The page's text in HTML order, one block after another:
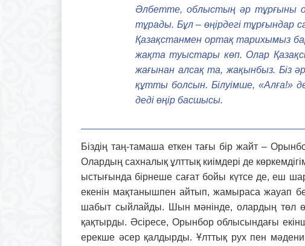
Әлбетте, облыстың әр тұрғыны
тұрады. Бұл – өңір­дегі тұрғындар
Қазақстанмен ортақ тарихымыз
жақта туыстары көп. Олар
жағынан алсақ та, жақынбыз. Біз
құтты болсын. Білуімше, «Алға!»
деді өңір басшысы.
Біздің таң-тамаша еткен тағы бір жайт –
Олардың сахналық ұлттық киімдері де
ыстығында бірнеше сағат бойы күтсе де, еш
екенін мақтанышпен айтып, жамыраса жауап
шабыт сыйлайды. Шын мәнінде, олардың төл
қақтырды. Әсіресе, Орынбор облысындағы
ерекше әсер қалдырды. Ұлттық рух пен